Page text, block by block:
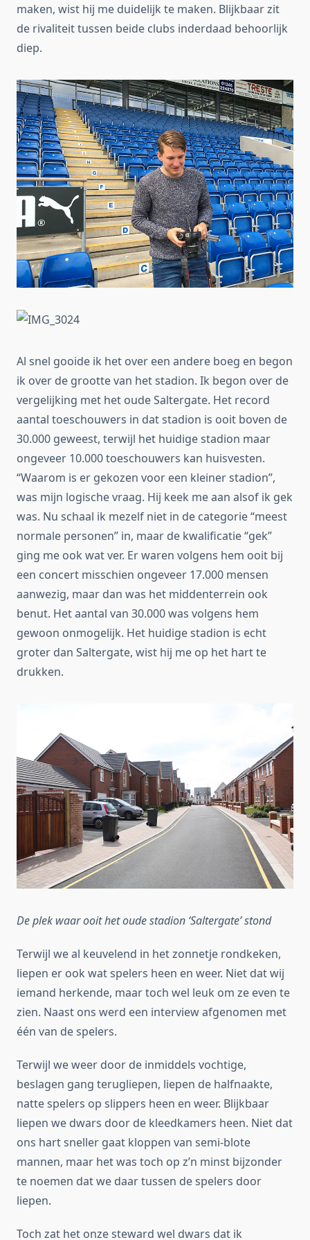
maken, wist hij me duidelijk te maken. Blijkbaar zit
de rivaliteit tussen beide clubs inderdaad behoorlijk
diep.
Al snel gooide ik het over een andere boeg en begon
ik over de grootte van het stadion. Ik begon over de
vergelijking met het oude Saltergate. Het record
aantal toeschouwers in dat stadion is ooit boven de
30.000 geweest, terwijl het huidige stadion maar
ongeveer 10.000 toeschouwers kan huisvesten.
“Waarom is er gekozen voor een kleiner stadion”,
was mijn logische vraag. Hij keek me aan alsof ik gek
was. Nu schaal ik mezelf niet in de categorie “meest
normale personen” in, maar de kwalificatie “gek”
ging me ook wat ver. Er waren volgens hem ooit bij
een concert misschien ongeveer 17.000 mensen
aanwezig, maar dan was het middenterrein ook
benut. Het aantal van 30.000 was volgens hem
gewoon onmogelijk. Het huidige stadion is echt
groter dan Saltergate, wist hij me op het hart te
drukken.
De plek waar ooit het oude stadion ‘Saltergate’ stond
Terwijl we al keuvelend in het zonnetje rondkeken,
liepen er ook wat spelers heen en weer. Niet dat wij
iemand herkende, maar toch wel leuk om ze even te
zien. Naast ons werd een interview afgenomen met
één van de spelers.
Terwijl we weer door de inmiddels vochtige,
beslagen gang terugliepen, liepen de halfnaakte,
natte spelers op slippers heen en weer. Blijkbaar
liepen we dwars door de kleedkamers heen. Niet dat
ons hart sneller gaat kloppen van semi-blote
mannen, maar het was toch op z’n minst bijzonder
te noemen dat we daar tussen de spelers door
liepen.
Toch zat het onze steward wel dwars dat ik